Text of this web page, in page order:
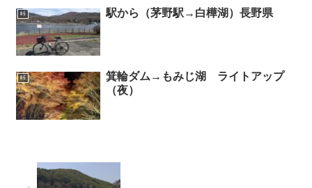
峠 駅から（茅野駅→白樺湖）長野県
峠
箕輪ダム→もみじ湖 ライトアップ
（夜）